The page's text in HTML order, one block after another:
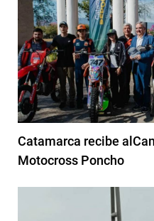
Catamarca recibe
Motocross Poncho